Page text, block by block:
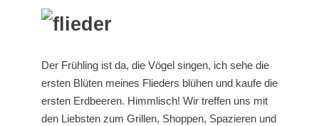
Der Frühling ist da, die Vögel singen, ich sehe die
ersten Blüten meines Flieders blühen und kaufe die
ersten Erdbeeren. Himmlisch! Wir treffen uns mit
den Liebsten zum Grillen, Shoppen, Spazieren und